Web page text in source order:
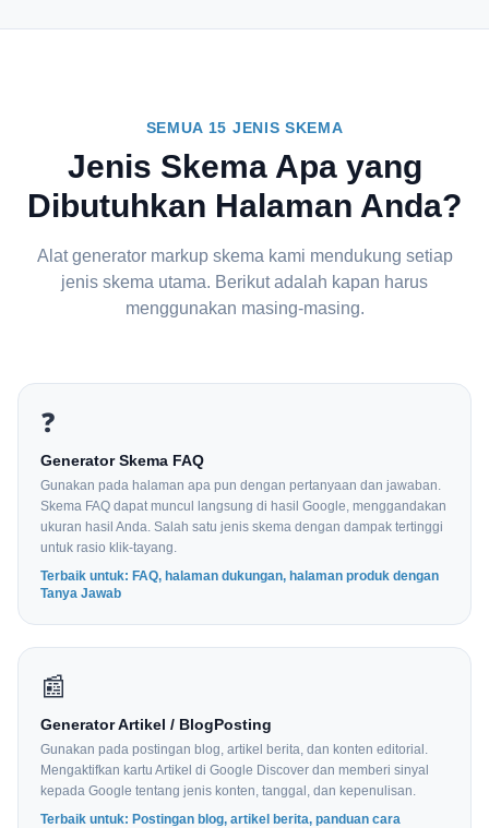
SEMUA 15 JENIS SKEMA
Jenis Skema Apa yang
Dibutuhkan Halaman Anda?
Alat generator markup skema kami mendukung setiap
jenis skema utama. Berikut adalah kapan harus
menggunakan masing-masing.
❓
Generator Skema FAQ
Gunakan pada halaman apa pun dengan pertanyaan dan jawaban.
Skema FAQ dapat muncul langsung di hasil Google, menggandakan
ukuran hasil Anda. Salah satu jenis skema dengan dampak tertinggi
untuk rasio klik-tayang.
Terbaik untuk: FAQ, halaman dukungan, halaman produk dengan
Tanya Jawab
📰
Generator Artikel / BlogPosting
Gunakan pada postingan blog, artikel berita, dan konten editorial.
Mengaktifkan kartu Artikel di Google Discover dan memberi sinyal
kepada Google tentang jenis konten, tanggal, dan kepenulisan.
Terbaik untuk: Postingan blog, artikel berita, panduan cara